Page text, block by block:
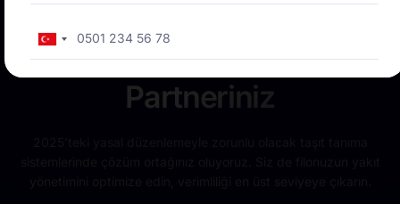
Total Enerji
Yakıtmatikte Güvenilir
Partneriniz
Turkey
+90